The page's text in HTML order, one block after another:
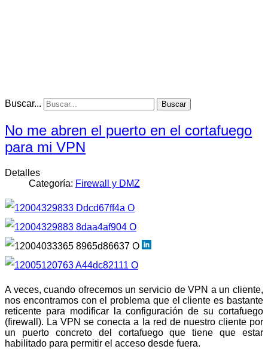
Buscar... Buscar
No me abren el puerto en el cortafuego
para mi VPN
Detalles
Categoría: Firewall y DMZ
A veces, cuando ofrecemos un servicio de VPN a un cliente,
nos encontramos con el problema que el cliente es bastante
reticente para modificar la configuración de su cortafuego
(firewall). La VPN se conecta a la red de nuestro cliente por
un puerto concreto del cortafuego que tiene que estar
habilitado para permitir el acceso desde fuera.